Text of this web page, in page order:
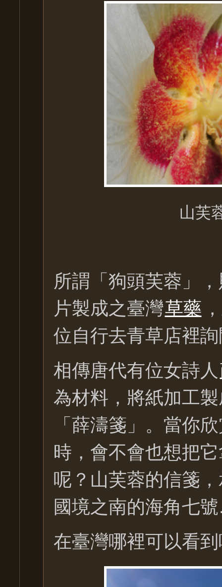
山芙
所謂「狗頭芙蓉」
片製成之臺灣草藥
位自行去青草店裡
相傳唐代有位女詩人
為材料，將紙加工
「薛濤箋」。當你
時，會不會也想把
呢？山芙蓉的信箋
國境之南的海角七
在臺灣哪裡可以看